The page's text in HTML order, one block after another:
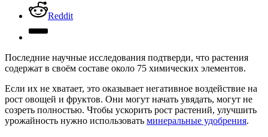
Reddit
Последние научные исследования подтверди, что растения
содержат в своём составе около 75 химических элементов.
Если их не хватает, это оказывает негативное воздействие на
рост овощей и фруктов. Они могут начать увядать, могут не
созреть полностью. Чтобы ускорить рост растений, улучшить
урожайность нужно использовать минеральные удобрения.